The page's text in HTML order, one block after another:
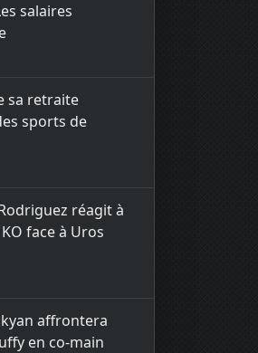
salaires
sa retraite
sports de
réagit à
face à Uros
affrontera
en co-main